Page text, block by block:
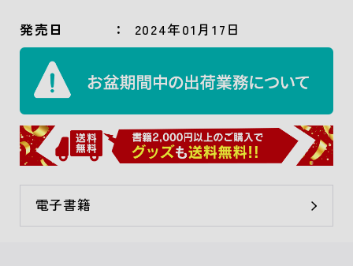
発売日 2024年01月17日
電子書籍